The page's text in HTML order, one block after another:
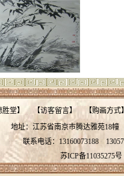
胜堂】 【访客留言】 【购画方式
地址：江苏省南京市腾达雅苑
联系电话：13160073188
苏ICP备11035275号